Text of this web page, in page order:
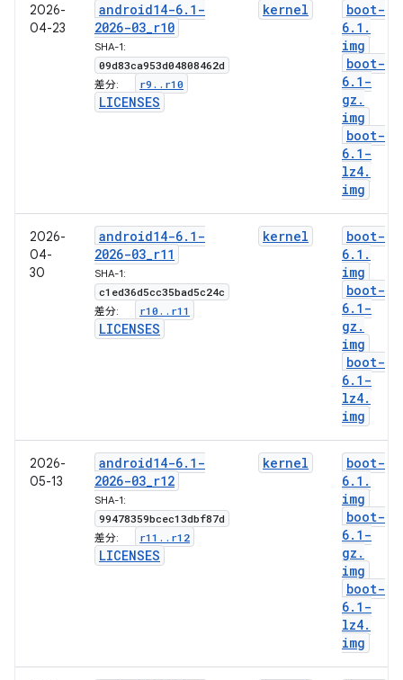
2026-
04-23
android14-6. 1-
2026-03_r10
SHA-1:
09d83ca953d04808462d
差分: r9 . . r10
LICENSES
kernel
boot-
6. 1 .
img
boot-
6. 1-
gz .
img
boot-
6. 1-
lz4.
img
2026-
04-
30
android14-6. 1-
2026-03_r11
SHA-1:
c1ed36d5cc35bad5c24c
差分: r10 . . r11
LICENSES
kernel
boot-
6. 1 .
img
boot-
6. 1-
gz .
img
boot-
6. 1-
lz4.
img
2026-
05-13
android14-6. 1-
2026-03_r12
SHA-1:
99478359bcec13dbf87d
差分: r11 . . r12
LICENSES
kernel
boot-
6. 1 .
img
boot-
6. 1-
gz .
img
boot-
6. 1-
lz4.
img